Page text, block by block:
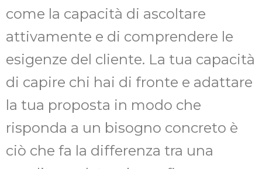
come la capacità di ascoltare
attivamente e di comprendere le
esigenze del cliente. La tua capacità
di capire chi hai di fronte e adattare
la tua proposta in modo che
risponda a un bisogno concreto è
ciò che fa la differenza tra una